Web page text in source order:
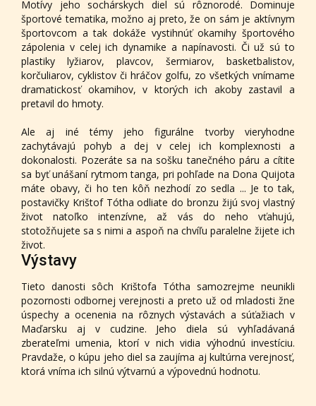
Motívy jeho sochárskych diel sú rôznorodé. Dominuje
športové tematika, možno aj preto, že on sám je aktívnym
športovcom a tak dokáže vystihnúť okamihy športového
zápolenia v celej ich dynamike a napínavosti. Či už sú to
plastiky lyžiarov, plavcov, šermiarov, basketbalistov,
korčuliarov, cyklistov či hráčov golfu, zo všetkých vnímame
dramatickosť okamihov, v ktorých ich akoby zastavil a
pretavil do hmoty.
Ale aj iné témy jeho figurálne tvorby vieryhodne
zachytávajú pohyb a dej v celej ich komplexnosti a
dokonalosti. Pozeráte sa na sošku tanečného páru a cítite
sa byť unášaní rytmom tanga, pri pohľade na Dona Quijota
máte obavy, či ho ten kôň nezhodí zo sedla ... Je to tak,
postavičky Krištof Tótha odliate do bronzu žijú svoj vlastný
život natoľko intenzívne, až vás do neho vťahujú,
stotožňujete sa s nimi a aspoň na chvíľu paralelne žijete ich
život.
Výstavy
Tieto danosti sôch Krištofa Tótha samozrejme neunikli
pozornosti odbornej verejnosti a preto už od mladosti žne
úspechy a ocenenia na rôznych výstavách a súťažiach v
Maďarsku aj v cudzine. Jeho diela sú vyhľadávaná
zberateľmi umenia, ktorí v nich vidia výhodnú investíciu.
Pravdaže, o kúpu jeho diel sa zaujíma aj kultúrna verejnosť,
ktorá vníma ich silnú výtvarnú a výpovednú hodnotu.